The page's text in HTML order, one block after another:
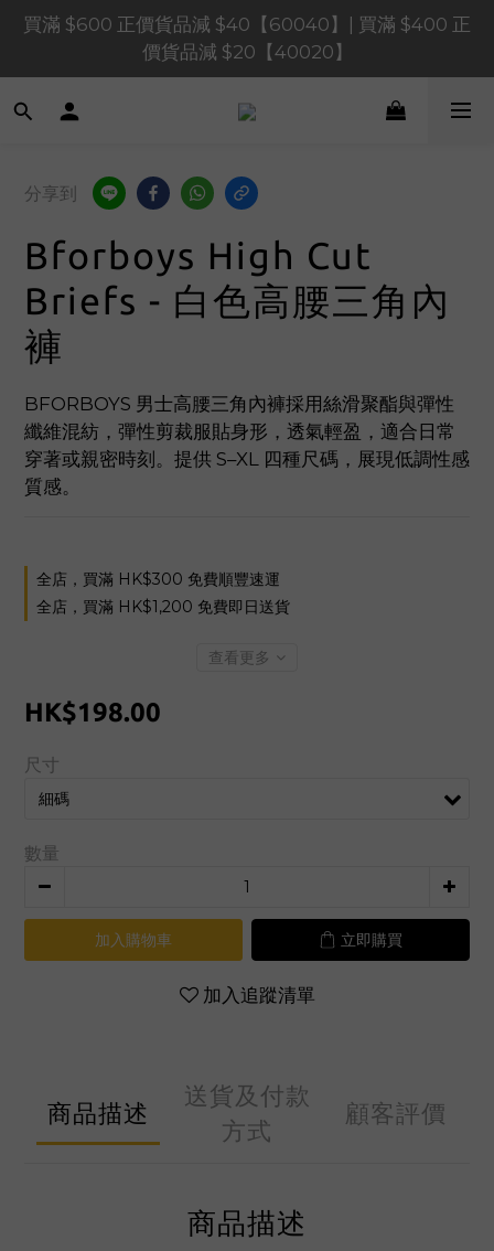
買滿 $1,200 正價貨品減 $120【1200120】| 買滿
$900 正價貨品減 $80！【90080】
買滿 $600 正價貨品減 $40【60040】| 買滿 $400 正
價貨品減 $20【40020】
買滿 $1,200 正價貨品減 $120【1200120】| 買滿
分享到
Bforboys High Cut
Briefs - 白色高腰三角內
褲
BFORBOYS 男士高腰三角內褲採用絲滑聚酯與彈性
纖維混紡，彈性剪裁服貼身形，透氣輕盈，適合日常
穿著或親密時刻。提供 S–XL 四種尺碼，展現低調性感
質感。
全店，買滿 HK$300 免費順豐速運
全店，買滿 HK$1,200 免費即日送貨
查看更多
HK$198.00
尺寸
數量
加入購物車 立即購買
加入追蹤清單
商品描述
送貨及付款
方式
顧客評價
商品描述